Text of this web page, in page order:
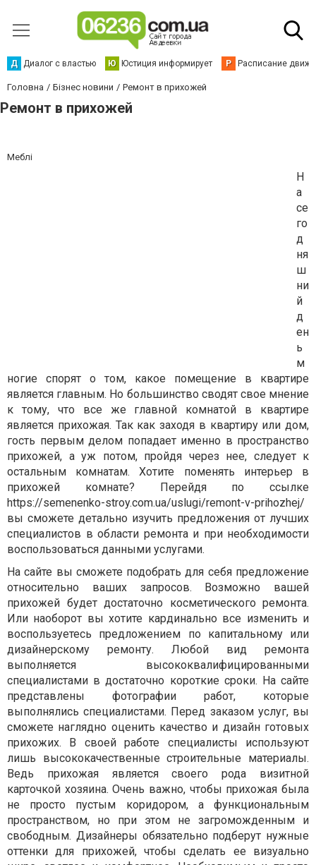
Д Диалог с властью Ю Юстиция информирует Р Расписание
Головна Бізнес новини Ремонт в прихожей
Ремонт в прихожей
Меблі
Н
а
се
го
д
ня
ш
ни
й
д
ен
ь
м
ногие спорят о том, какое помещение в квартире
является главным. Но большинство сводят свое мнение
к тому, что все же главной комнатой в квартире
является прихожая. Так как заходя в квартиру или дом,
гость первым делом попадает именно в пространство
прихожей, а уж потом, пройдя через нее, следует к
остальным комнатам. Хотите поменять интерьер в
прихожей комнате? Перейдя по ссылке
https://semenenko-stroy.com.ua/uslugi/remont-v-prihozhej/
вы сможете детально изучить предложения от лучших
специалистов в области ремонта и при необходимости
воспользоваться данными услугами.
На сайте вы сможете подобрать для себя предложение
относительно ваших запросов. Возможно вашей
прихожей будет достаточно косметического ремонта.
Или наоборот вы хотите кардинально все изменить и
воспользуетесь предложением по капитальному или
дизайнерскому ремонту. Любой вид ремонта
выполняется высококвалифицированными
специалистами в достаточно короткие сроки. На сайте
представлены фотографии работ, которые
выполнялись специалистами. Перед заказом услуг, вы
сможете наглядно оценить качество и дизайн готовых
прихожих. В своей работе специалисты используют
лишь высококачественные строительные материалы.
Ведь прихожая является своего рода визитной
карточкой хозяина. Очень важно, чтобы прихожая была
не просто пустым коридором, а функциональным
пространством, но при этом не загроможденным и
свободным. Дизайнеры обязательно подберут нужные
оттенки для прихожей, чтобы сделать ее визуально